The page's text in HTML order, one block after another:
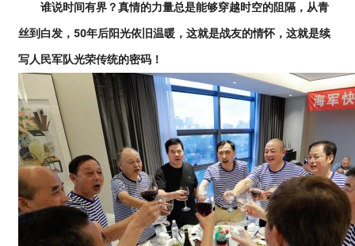
谁说时间有界？真情的力量总是能够穿越时空的阻隔，从青
丝到白发，50年后阳光依旧温暖，这就是战友的情怀，这就是续
写人民军队光荣传统的密码！